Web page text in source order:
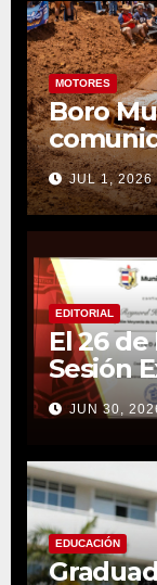
MOTORES
Boro
jornada
JUL 1, 2026
EDITORIAL
El 26
Sesión
Ciudad
JUN 30,
EDUCACIÓN